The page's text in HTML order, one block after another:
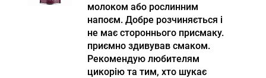
молоком або рослинним
напоєм. Добре розчиняється і
не має стороннього присмаку.
приємно здивував смаком.
Рекомендую любителям
цикорію та тим, хто шукає